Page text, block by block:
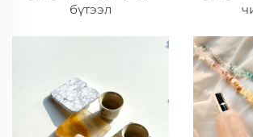
бүтээл